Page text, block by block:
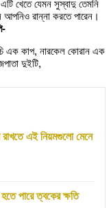
খেতে যেমন সুস্বাদু তেমনি
আপনিও রান্না করতে পারেন।
এক কাপ, নারকেল কোরান এক
দুইটি,
রাখতে এই নিয়মগুলো মেনে
হতে পারে ত্বকের ক্ষতি